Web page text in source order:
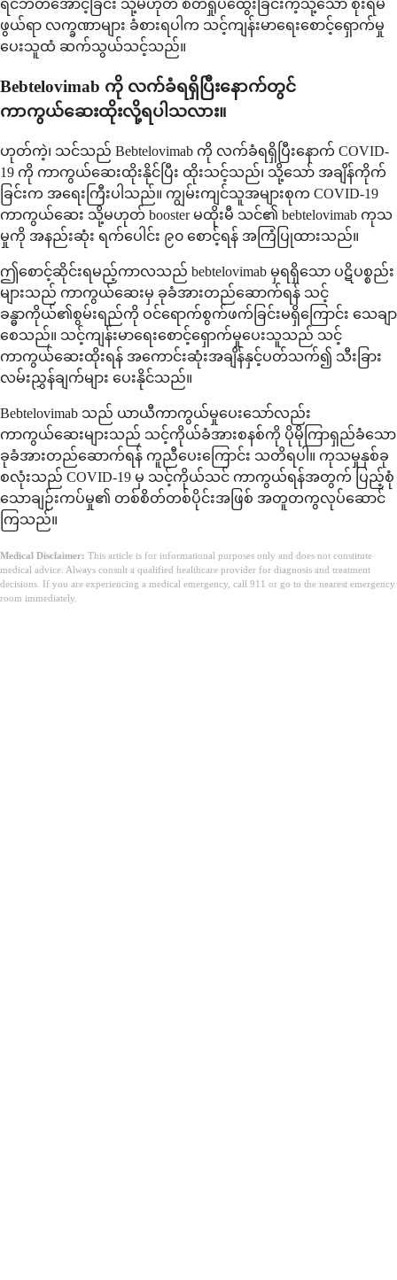
ရင်ဘတ်အောင့်ခြင်း သို့မဟုတ် စိတ်ရှုပ်ထွေးခြင်းကဲ့သို့သော စိုးရိမ်
ဖွယ်ရာ လက္ခဏာများ ခံစားရပါက သင့်ကျန်းမာရေးစောင့်ရှောက်မှု
ပေးသူထံ ဆက်သွယ်သင့်သည်။
Bebtelovimab ကို လက်ခံရရှိပြီးနောက်တွင်
ကာကွယ်ဆေးထိုးလို့ရပါသလား။
ဟုတ်ကဲ့၊ သင်သည် Bebtelovimab ကို လက်ခံရရှိပြီးနောက် COVID-
19 ကို ကာကွယ်ဆေးထိုးနိုင်ပြီး ထိုးသင့်သည်၊ သို့သော် အချိန်ကိုက်
ခြင်းက အရေးကြီးပါသည်။ ကျွမ်းကျင်သူအများစုက COVID-19
ကာကွယ်ဆေး သို့မဟုတ် booster မထိုးမီ သင်၏ bebtelovimab ကုသ
မှုကို အနည်းဆုံး ရက်ပေါင်း ၉၀ စောင့်ရန် အကြံပြုထားသည်။
ဤစောင့်ဆိုင်းရမည့်ကာလသည် bebtelovimab မှရရှိသော ပဋိပစ္စည်း
များသည် ကာကွယ်ဆေးမှ ခုခံအားတည်ဆောက်ရန် သင့်
ခန္ဓာကိုယ်၏စွမ်းရည်ကို ဝင်ရောက်စွက်ဖက်ခြင်းမရှိကြောင်း သေချာ
စေသည်။ သင့်ကျန်းမာရေးစောင့်ရှောက်မှုပေးသူသည် သင့်
ကာကွယ်ဆေးထိုးရန် အကောင်းဆုံးအချိန်နှင့်ပတ်သက်၍ သီးခြား
လမ်းညွှန်ချက်များ ပေးနိုင်သည်။
Bebtelovimab သည် ယာယီကာကွယ်မှုပေးသော်လည်း
ကာကွယ်ဆေးများသည် သင့်ကိုယ်ခံအားစနစ်ကို ပိုမိုကြာရှည်ခံသော
ခုခံအားတည်ဆောက်ရန် ကူညီပေးကြောင်း သတိရပါ။ ကုသမှုနှစ်ခု
စလုံးသည် COVID-19 မှ သင့်ကိုယ်သင် ကာကွယ်ရန်အတွက် ပြည့်စုံ
သောချဉ်းကပ်မှု၏ တစ်စိတ်တစ်ပိုင်းအဖြစ် အတူတကွလုပ်ဆောင်
ကြသည်။
Medical Disclaimer: This article is for informational purposes only and does not constitute
medical advice. Always consult a qualified healthcare provider for diagnosis and treatment
decisions. If you are experiencing a medical emergency, call 911 or go to the nearest emergency
room immediately.